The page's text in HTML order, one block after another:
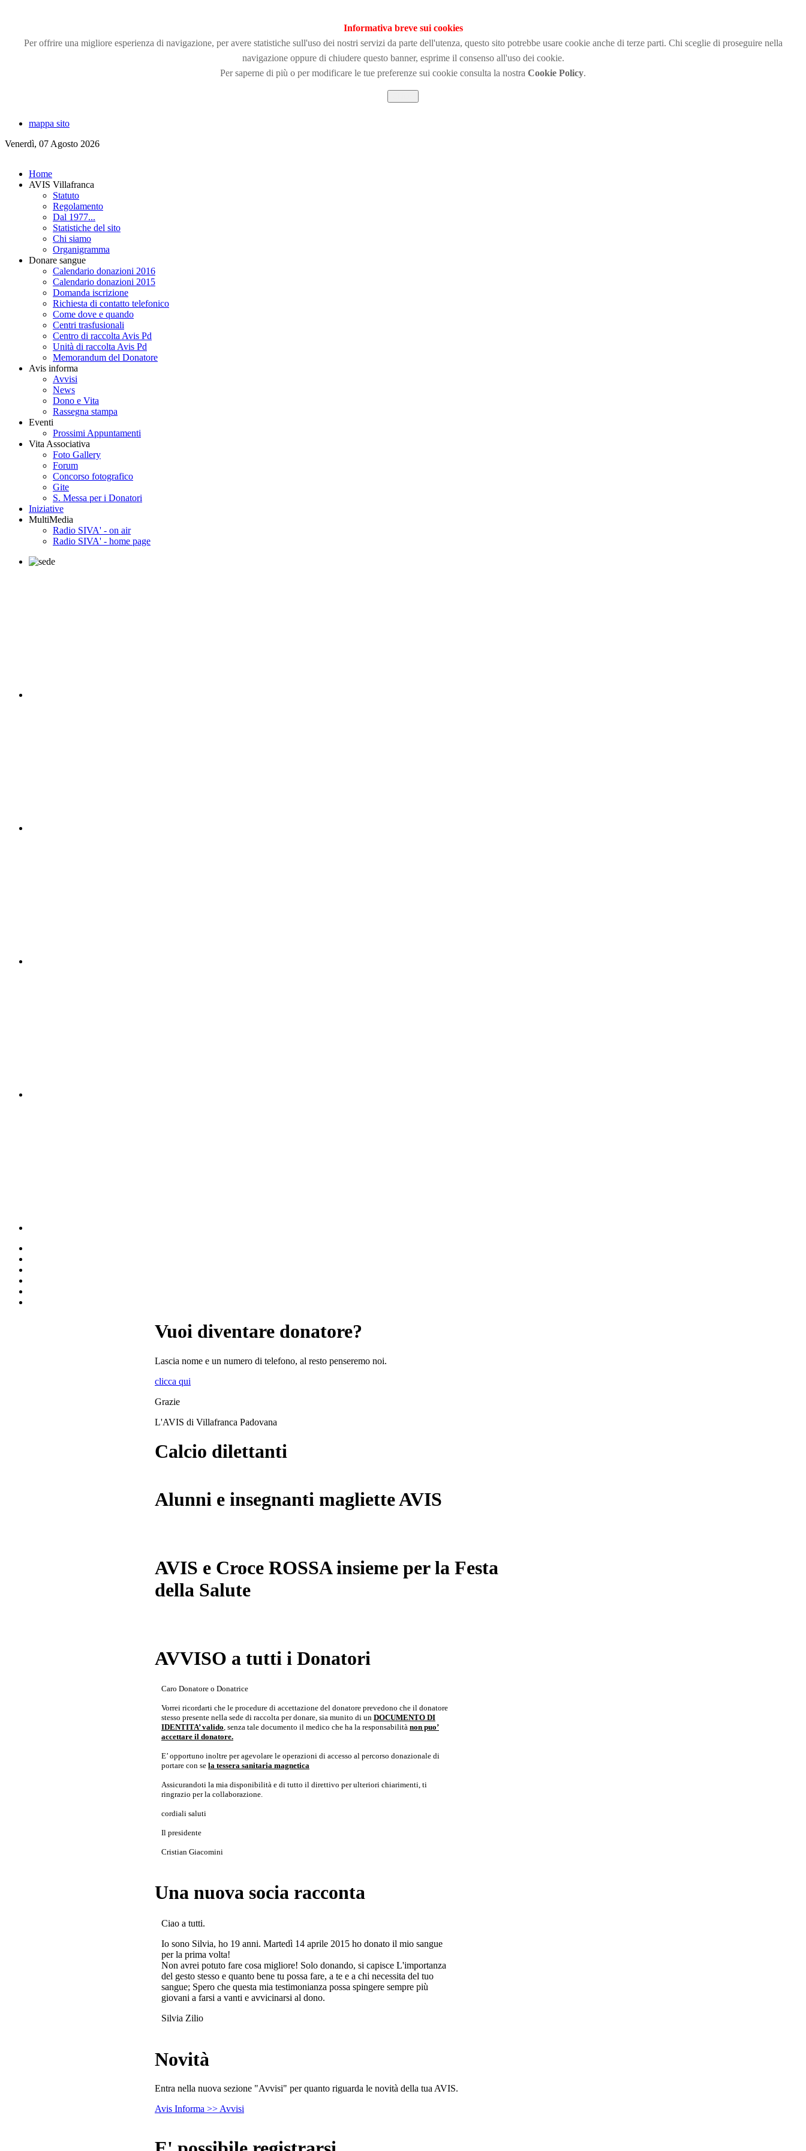
Informativa breve sui cookies
Per offrire una migliore esperienza di navigazione, per avere statistiche sull'uso dei nostri servizi da parte dell'utenza, questo sito potrebbe usare cookie anche di terze parti. Chi sceglie di proseguire nella
navigazione oppure di chiudere questo banner, esprime il consenso all'uso dei cookie.
Per saperne di più o per modificare le tue preferenze sui cookie consulta la nostra Cookie Policy.
mappa sito
Venerdì, 07 Agosto 2026
Home
AVIS Villafranca
Statuto
Regolamento
Dal 1977...
Statistiche del sito
Chi siamo
Organigramma
Donare sangue
Calendario donazioni 2016
Calendario donazioni 2015
Domanda iscrizione
Richiesta di contatto telefonico
Come dove e quando
Centri trasfusionali
Centro di raccolta Avis Pd
Unità di raccolta Avis Pd
Memorandum del Donatore
Avis informa
Avvisi
News
Dono e Vita
Rassegna stampa
Eventi
Prossimi Appuntamenti
Vita Associativa
Foto Gallery
Forum
Concorso fotografico
Gite
S. Messa per i Donatori
Iniziative
MultiMedia
Radio SIVA' - on air
Radio SIVA' - home page
Vuoi diventare donatore?
Lascia nome e un numero di telefono, al resto penseremo noi.
clicca qui
Grazie
L'AVIS di Villafranca Padovana
Calcio dilettanti
Alunni e insegnanti magliette AVIS
AVIS e Croce ROSSA insieme per la Festa
della Salute
AVVISO a tutti i Donatori
Caro Donatore o Donatrice
Vorrei ricordarti che le procedure di accettazione del donatore prevedono che il donatore
stesso presente nella sede di raccolta per donare, sia munito di un DOCUMENTO DI
IDENTITA’ valido, senza tale documento il medico che ha la responsabilità non puo’
accettare il donatore.
E’ opportuno inoltre per agevolare le operazioni di accesso al percorso donazionale di
portare con se la tessera sanitaria magnetica
Assicurandoti la mia disponibilità e di tutto il direttivo per ulteriori chiarimenti, ti
ringrazio per la collaborazione.
cordiali saluti
Il presidente
Cristian Giacomini
Una nuova socia racconta
Ciao a tutti.
Io sono Silvia, ho 19 anni. Martedì 14 aprile 2015 ho donato il mio sangue
per la prima volta!
Non avrei potuto fare cosa migliore! Solo donando, si capisce L'importanza
del gesto stesso e quanto bene tu possa fare, a te e a chi necessita del tuo
sangue; Spero che questa mia testimonianza possa spingere sempre più
giovani a farsi a vanti e avvicinarsi al dono.
Silvia Zilio
Novità
Entra nella nuova sezione "Avvisi" per quanto riguarda le novità della tua AVIS.
Avis Informa >> Avvisi